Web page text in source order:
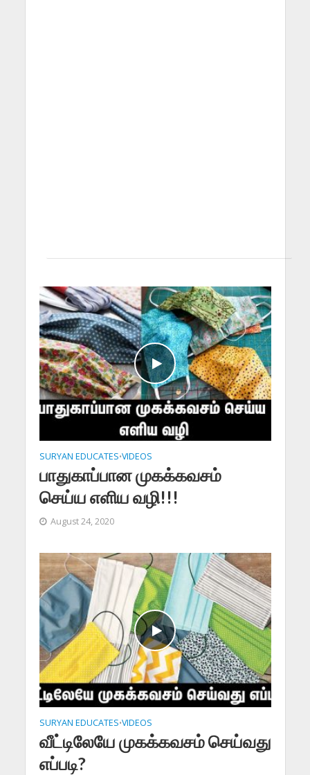
SURYAN EDUCATES•VIDEOS
பாதுகாப்பான முகக்கவசம்
செய்ய எளிய வழி!!!
August 24, 2020
SURYAN EDUCATES•VIDEOS
வீட்டிலேயே முகக்கவசம் செய்வது
எப்படி?